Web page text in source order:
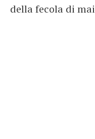
della fecola di